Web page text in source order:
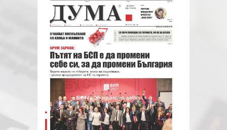
ЗА НАС
АВТОРИ
РЕДАКЦИЯ
КОНТАКТИ
РЕКЛАМА
АБОНАМЕНТ